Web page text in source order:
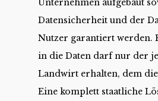
Unternehmen aufgebaut
Datensicherheit und der
Nutzer garantiert werden.
in die Daten darf nur der
Landwirt erhalten, dem
Eine komplett staatliche